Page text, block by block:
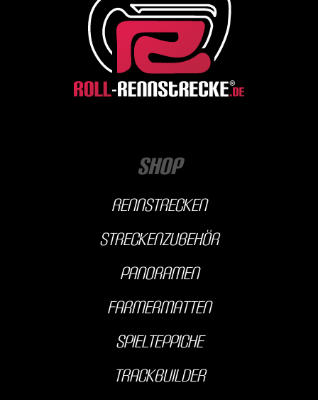
Shop
Rennstrecken
streckenzubehör
Panoramen
farmermatten
Spielteppiche
Trackbuilder